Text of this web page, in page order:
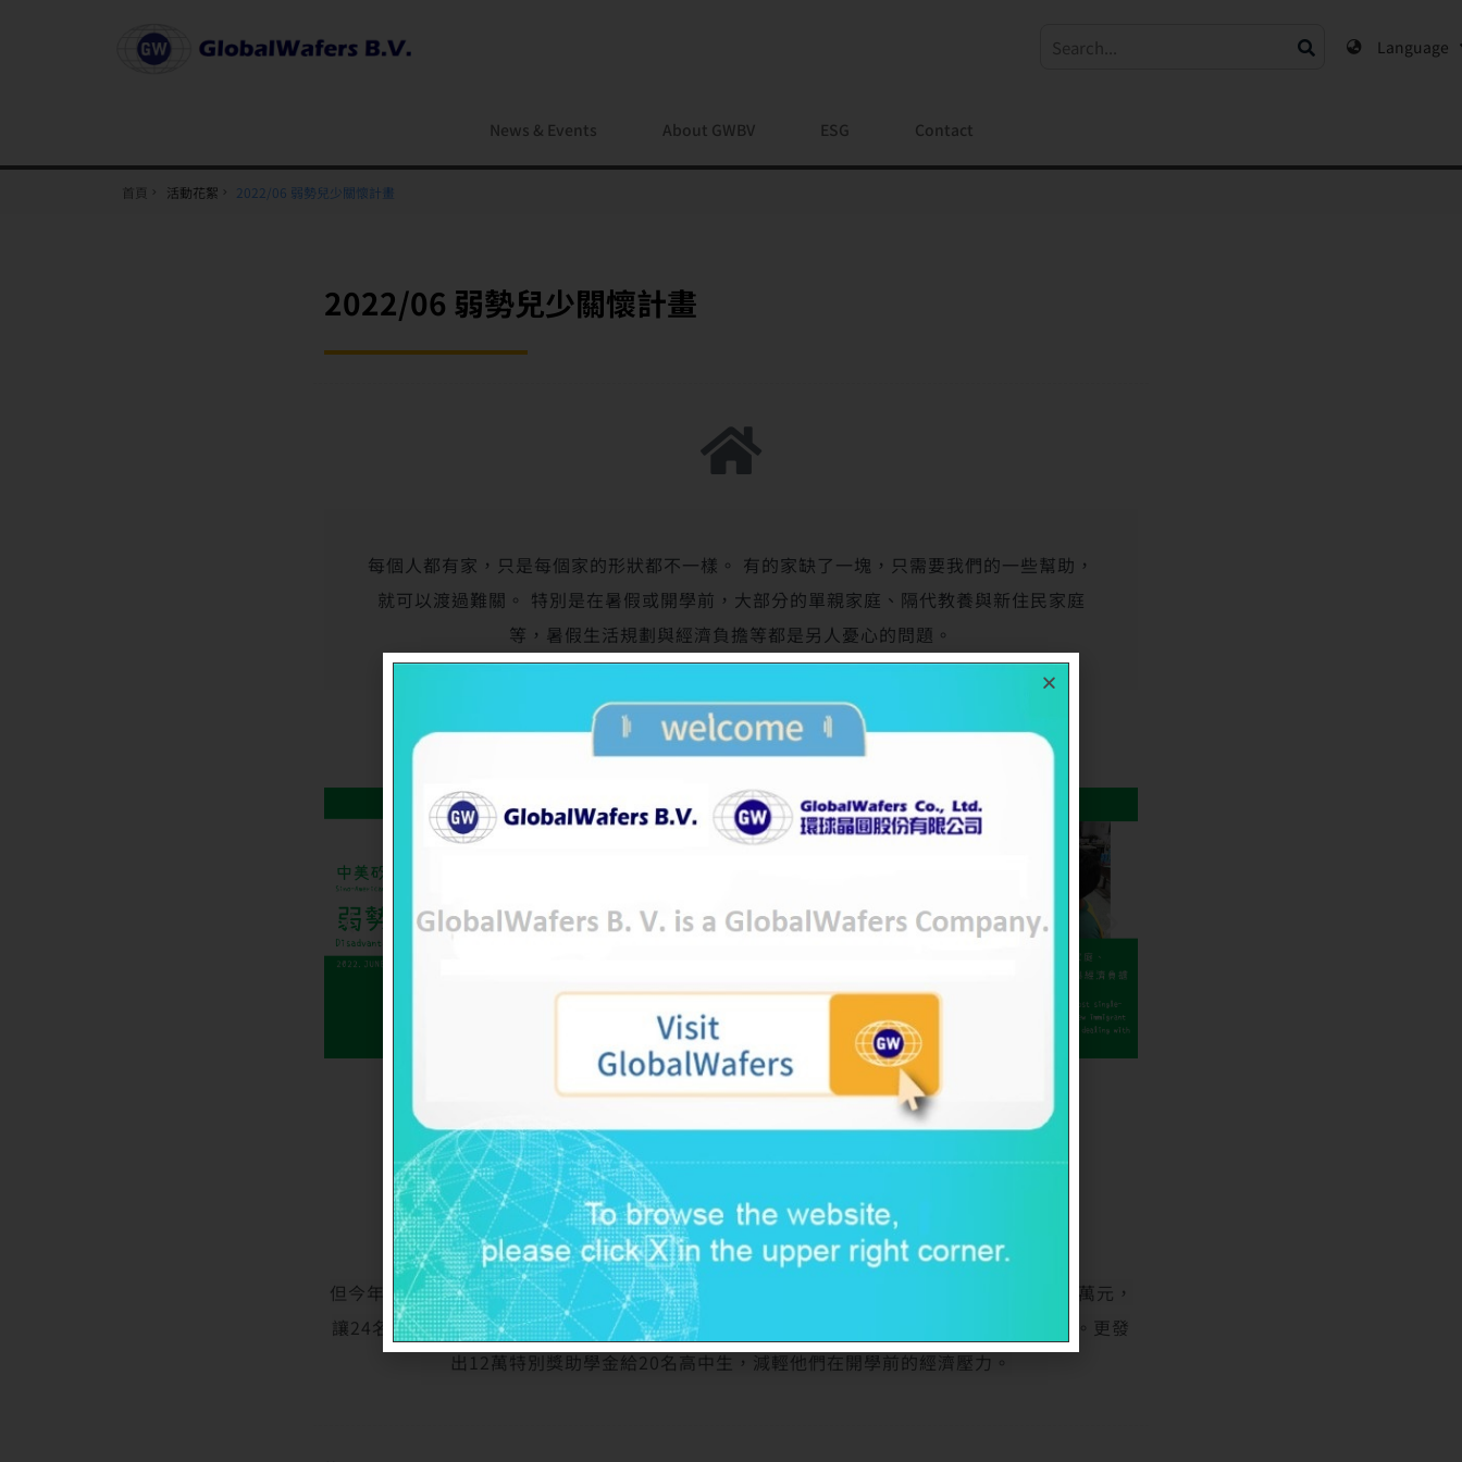
Language
News & Events About GWBV ESG Contact
首頁 活動花絮 2022/06 弱勢兒少關懷計畫
2022/06 弱勢兒少關懷計畫
每個人都有家，只是每個家的形狀都不一樣。 有的家缺了一塊，只需要我們的一些幫助，
就可以渡過難關。 特別是在暑假或開學前，大部分的單親家庭、隔代教養與新住民家庭
等，暑假生活規劃與經濟負擔等都是另人憂心的問題。
但今年暑假不一樣，宜蘭家扶中心與中美矽晶,環球晶圓公司一起合作計畫，達成公益募款36萬元，
讓24名弱勢孩童可以於暑假一同深造，培養生活技能，學習獨立解決問題與互相幫助的方法。更發
出12萬特別獎助學金給20名高中生，減輕他們在開學前的經濟壓力。